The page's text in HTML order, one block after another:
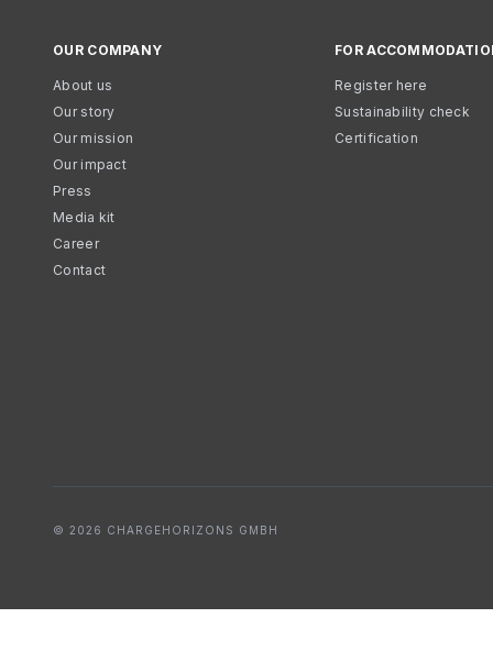
OUR COMPANY
About us
Our story
Our mission
Our impact
Press
Media kit
Career
Contact
FOR
Register here
Sustainability check
Certification
© 2026 CHARGEHORIZONS GMBH